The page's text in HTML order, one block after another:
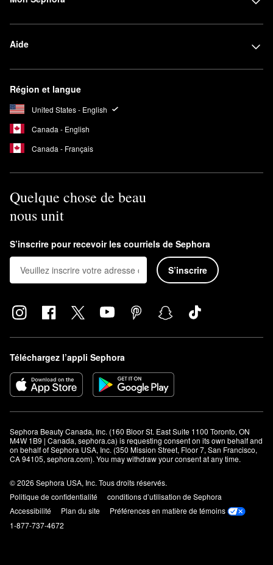
Aide
Région et langue
United States - English
Canada - English
Canada - Français
Quelque chose de beau
nous unit
S’inscrire pour recevoir les courriels de Sephora
S’inscrire
Téléchargez l’appli Sephora
Sephora Beauty Canada, Inc. (160 Bloor St. East Suite 1100 Toronto, ON
M4W 1B9 | Canada, sephora.ca) is requesting consent on its own behalf and
on behalf of Sephora USA, Inc. (350 Mission Street, Floor 7, San Francisco,
CA 94105, sephora.com). You may withdraw your consent at any time.
© 2026 Sephora USA, Inc. Tous droits réservés.
Politique de confidentialité
conditions d’utilisation de Sephora
Accessibilité
Plan du site
Préférences en matière de témoins
1-877-737-4672